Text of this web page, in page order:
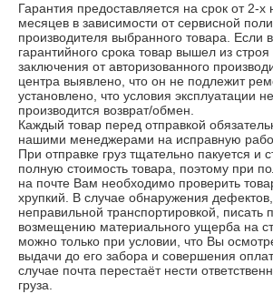
Гарантия предоставляется на срок от 2-х
месяцев в зависимости от сервисной
производителя выбранного товара. Если
гарантийного срока товар вышел из
заключения от авторизованного
центра выявлено, что он не подлежит
установлено, что условия эксплуатации
производится возврат/обмен.
Каждый товар перед отправкой
нашими менеджерами на исправную
При отправке груз тщательно пакуется и
полную стоимость товара, поэтому при
на почте Вам необходимо проверить
хрупкий. В случае обнаружения
неправильной транспортировкой, писать
возмещению материального ущерба на
можно только при условии, что Вы
выдачи до его забора и совершения
случае почта перестаёт нести
груза.